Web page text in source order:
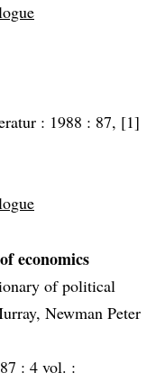
: 1988 : 87, [1]
economics
of political
Newman Peter
: 4 vol. :